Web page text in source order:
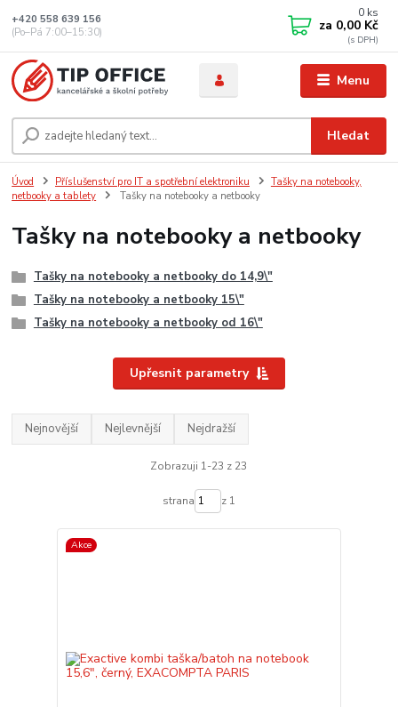
Menu
Hledat
+420 558 639 156
(Po–Pá 7:00–15:30)
0 ks
za 0,00 Kč
Úvod Příslušenství pro IT a spotřební elektroniku
Tašky na notebooky,
netbooky a tablety
Tašky na notebooky a netbooky
Tašky na notebooky a netbooky
Tašky na notebooky a netbooky do 14,9\"
Tašky na notebooky a netbooky 15\"
Tašky na notebooky a netbooky od 16\"
Upřesnit parametry
Nejnovější Nejlevnější Nejdražší
Zobrazuji 1-23 z 23
strana z 1
Akce